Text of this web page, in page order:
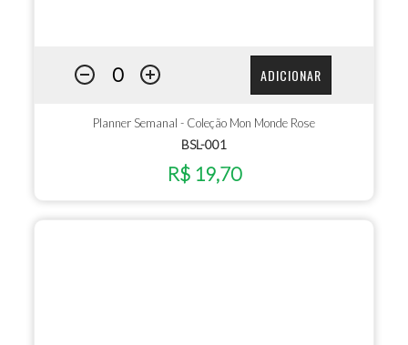
ADICIONAR
Planner Semanal - Coleção Mon Monde Rose
BSL-001
R$ 19,70